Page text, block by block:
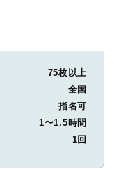
例
75枚以上
全国
指名可
1〜1.5時間
1回